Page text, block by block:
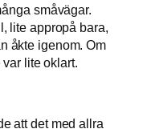
småvägar.
lite appropå bara,
åkte igenom. Om
lite oklart.
att det med allra